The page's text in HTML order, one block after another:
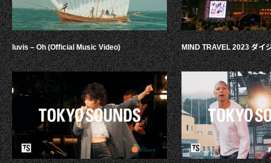
luvis – Oh (Official Music Video) MIND TRAVEL 2023 ダイ